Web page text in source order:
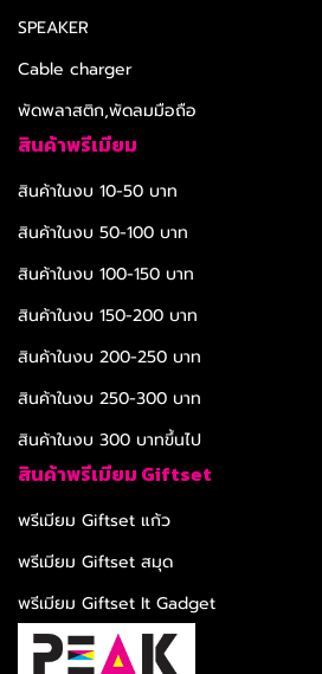
SPEAKER
Cable charger
พัดพลาสติก,พัดลมมือถือ
สินค้าพรีเมียม
สินค้าในงบ 10-50 บาท
สินค้าในงบ 50-100 บาท
สินค้าในงบ 100-150 บาท
สินค้าในงบ 150-200 บาท
สินค้าในงบ 200-250 บาท
สินค้าในงบ 250-300 บาท
สินค้าในงบ 300 บาทขึ้นไป
สินค้าพรีเมียม Giftset
พรีเมียม Giftset แก้ว
พรีเมียม Giftset สมุด
พรีเมียม Giftset It Gadget